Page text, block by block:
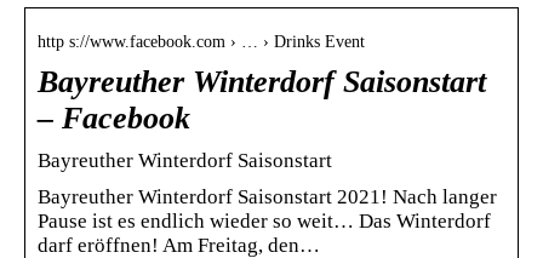
http s://www.facebook.com › … › Drinks Event
Bayreuther Winterdorf Saisonstart
– Facebook
Bayreuther Winterdorf Saisonstart
Bayreuther Winterdorf Saisonstart 2021! Nach langer
Pause ist es endlich wieder so weit… Das Winterdorf
darf eröffnen! Am Freitag, den…